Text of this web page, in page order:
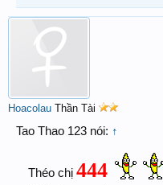
Hoacolau Thần Tài
Tao Thao 123 nói: ↑
Théo chị 444